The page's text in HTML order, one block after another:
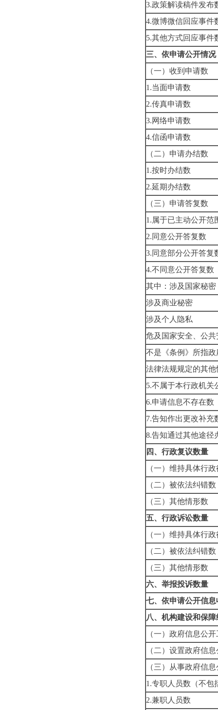
3.政策解读稿件发布
4.微博微信回应事件
5.其他方式回应事件
三、依申请公开情况
（一）收到申请数
1.当面申请数
2.传真申请数
3.网络申请数
4.信函申请数
（二）申请办结数
1.按时办结数
2.延期办结数
（三）申请答复数
1.属于已主动公开范
2.同意公开答复数
3.同意部分公开答复
4.不同意公开答复数
其中：涉及国家秘密
涉及商业秘密
涉及个人隐私
危及国家安全、公
不是《条例》所指政
法律法规规定的其他
5.不属于本行政机关
6.申请信息不存在数
7.告知作出更改补充
8.告知通过其他途径
四、行政复议数量
（一）维持具体行
（二）被依法纠错数
（三）其他情形数
五、行政诉讼数量
（一）维持具体行
（二）被依法纠错数
（三）其他情形数
六、举报投诉数量
七、依申请公开信
八、机构建设和保
（一）政府信息公
（二）设置政府信
（三）从事政府信
1.专职人员数（不包
2.兼职人员数